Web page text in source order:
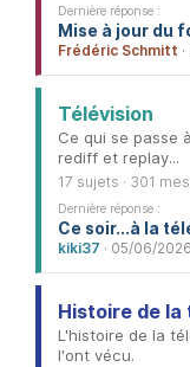
Dernière réponse :
Mise à jour du
Frédéric Schmitt
Télévision
Ce qui se passe
rediff et replay...
17 sujets · 301
Dernière réponse :
Ce soir...à la
kiki37 · 05/06/2026
Histoire de la
L'histoire de la
l'ont vécu.